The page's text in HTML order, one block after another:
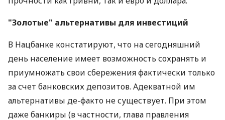
ответили 43% респондентов. Определенным
образом этот статус-кво отражается в валютной
составляют гривневые вклады, 49% - валютные.
При этом, по словам 36% опрошенных, за
последнее время уменьшилась их уверенность в
прочности как гривни, так и евро и доллара.
"Золотые" альтернативы для инвестиций